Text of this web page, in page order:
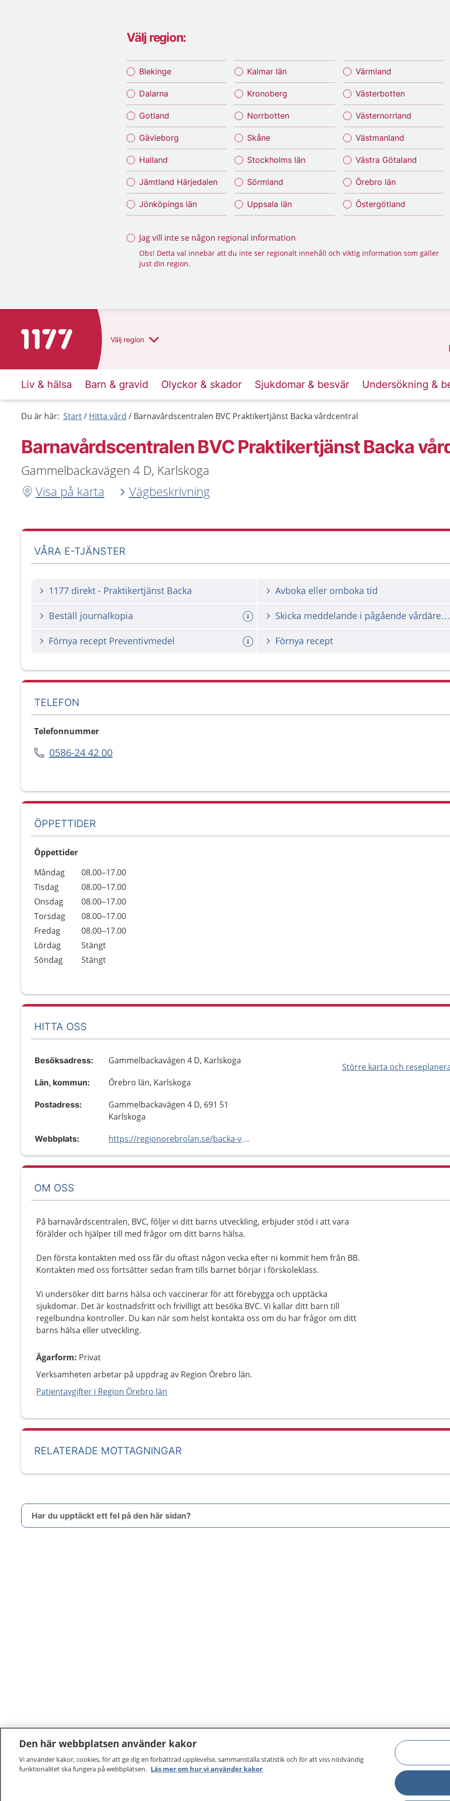
Välj region:
Blekinge
Dalarna
Gotland
Gävleborg
Halland
Jämtland Härjedalen
Jönköpings län
Kalmar län
Kronoberg
Norrbotten
Skåne
Stockholms län
Sörmland
Uppsala län
Värmland
Västerbotten
Västernorrland
Västmanland
Västra Götaland
Örebro län
Östergötland
Jag vill inte se någon regional information
Obs! Detta val innebär att du inte ser regionalt innehåll och viktig information som gäller
just din region.
Till startsidan för 1177 Välj region
Liv & hälsa Barn & gravid Olyckor & skador Sjukdomar & besvär Undersökning &
Du är här: Start Hitta vård Barnavårdscentralen BVC Praktikertjänst Backa vårdcentral
Barnavårdscentralen BVC Praktikertjänst Backa
Gammelbackavägen 4 D, Karlskoga
Visa på karta
Vägbeskrivning
VÅRA E-TJÄNSTER
1177 direkt - Praktikertjänst Backa Avboka eller omboka tid
Beställ journalkopia Skicka meddelande i pågående vårdärende
Förnya recept Preventivmedel Förnya recept
TELEFON
Telefonnummer
0586-24 42 00
ÖPPETTIDER
Öppettider
Dag
Öppettider
Kommentarer
Måndag
08.00–17.00
Tisdag
08.00–17.00
Onsdag
08.00–17.00
Torsdag
08.00–17.00
Fredag
08.00–17.00
Lördag
Stängt
Söndag
Stängt
HITTA OSS
Större karta och
Besöksadress: Gammelbackavägen 4 D, Karlskoga
Län, kommun: Örebro län, Karlskoga
Postadress:
Gammelbackavägen 4 D, 691 51
Karlskoga
Webbplats: https://regionorebrolan.se/backa-vardcentral
OM OSS
På barnavårdscentralen, BVC, följer vi ditt barns utveckling, erbjuder stöd i att vara
förälder och hjälper till med frågor om ditt barns hälsa.
Den första kontakten med oss får du oftast någon vecka efter ni kommit hem från BB.
Kontakten med oss fortsätter sedan fram tills barnet börjar i förskoleklass.
Vi undersöker ditt barns hälsa och vaccinerar för att förebygga och upptäcka
sjukdomar. Det är kostnadsfritt och frivilligt att besöka BVC. Vi kallar ditt barn till
regelbundna kontroller. Du kan när som helst kontakta oss om du har frågor om ditt
barns hälsa eller utveckling.
Ägarform: Privat
Verksamheten arbetar på uppdrag av Region Örebro län.
Patientavgifter i Region Örebro län
RELATERADE MOTTAGNINGAR
Har du upptäckt ett fel på den här sidan?
Den här webbplatsen använder kakor
Vi använder kakor, cookies, för att ge dig en förbättrad upplevelse, sammanställa statistik och för att viss nödvändig
funktionalitet ska fungera på webbplatsen. Läs mer om hur vi använder kakor